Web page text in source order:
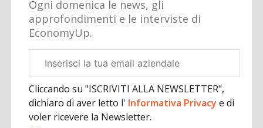
Ogni domenica le news, gli
approfondimenti e le interviste di
EconomyUp.
aziendale
Cliccando su "ISCRIVITI ALLA NEWSLETTER",
dichiaro di aver letto l' Informativa Privacye di
voler ricevere la Newsletter.